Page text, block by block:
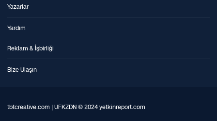
Yazarlar
Yardım
Reklam & İşbirliği
Bize Ulaşın
tbtcreative.com | UFKZDN © 2024 yetkinreport.com